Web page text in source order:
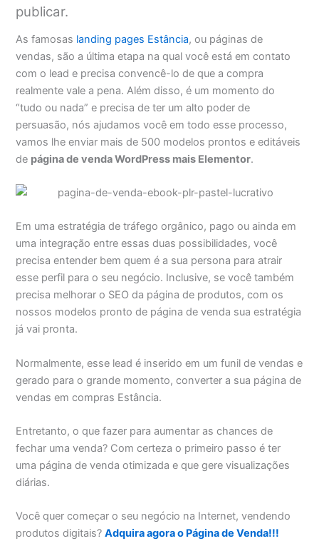
publicar.
As famosas landing pages Estância, ou páginas de
vendas, são a última etapa na qual você está em contato
com o lead e precisa convencê-lo de que a compra
realmente vale a pena. Além disso, é um momento do
“tudo ou nada” e precisa de ter um alto poder de
persuasão, nós ajudamos você em todo esse processo,
vamos lhe enviar mais de 500 modelos prontos e editáveis
de página de venda WordPress mais Elementor.
Em uma estratégia de tráfego orgânico, pago ou ainda em
uma integração entre essas duas possibilidades, você
precisa entender bem quem é a sua persona para atrair
esse perfil para o seu negócio. Inclusive, se você também
precisa melhorar o SEO da página de produtos, com os
nossos modelos pronto de página de venda sua estratégia
já vai pronta.
Normalmente, esse lead é inserido em um funil de vendas e
gerado para o grande momento, converter a sua página de
vendas em compras Estância.
Entretanto, o que fazer para aumentar as chances de
fechar uma venda? Com certeza o primeiro passo é ter
uma página de venda otimizada e que gere visualizações
diárias.
Você quer começar o seu negócio na Internet, vendendo
produtos digitais?Adquira agora o Página de Venda!!!